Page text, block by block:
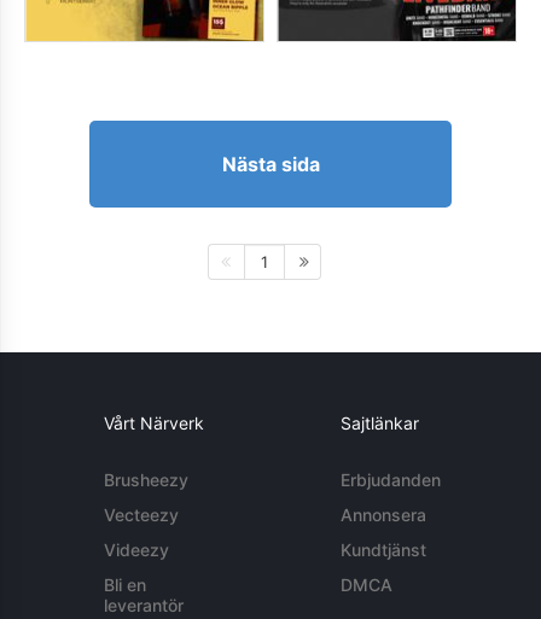
Nästa sida
1
Vårt Närverk
Brusheezy
Vecteezy
Videezy
Bli en
leverantör
Sajtlänkar
Erbjudanden
Annonsera
Kundtjänst
DMCA